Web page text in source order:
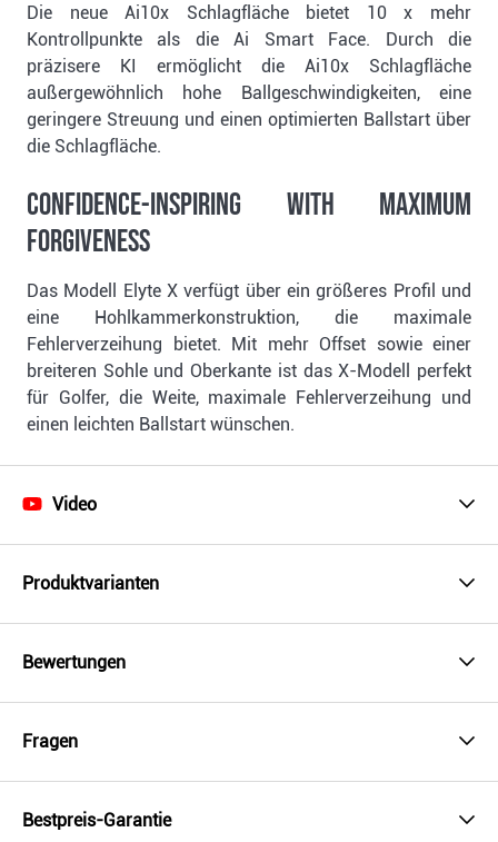
Die neue Ai10x Schlagfläche bietet 10 x mehr
Kontrollpunkte als die Ai Smart Face. Durch die
präzisere KI ermöglicht die Ai10x Schlagfläche
außergewöhnlich hohe Ballgeschwindigkeiten, eine
geringere Streuung und einen optimierten Ballstart über
die Schlagfläche.
Confidence-Inspiring with Maximum
Forgiveness
Das Modell Elyte X verfügt über ein größeres Profil und
eine Hohlkammerkonstruktion, die maximale
Fehlerverzeihung bietet. Mit mehr Offset sowie einer
breiteren Sohle und Oberkante ist das X-Modell perfekt
für Golfer, die Weite, maximale Fehlerverzeihung und
einen leichten Ballstart wünschen.
Video
Produktvarianten
Bewertungen
Fragen
Bestpreis-Garantie